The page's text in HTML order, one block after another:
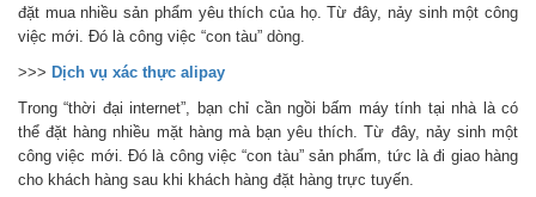
đặt mua nhiều sản phẩm yêu thích của họ. Từ đây, nảy sinh một công
việc mới. Đó là công việc “con tàu” dòng.
>>> Dịch vụ xác thực alipay
Trong “thời đại internet”, bạn chỉ cần ngồi bấm máy tính tại nhà là có
thể đặt hàng nhiều mặt hàng mà bạn yêu thích. Từ đây, nảy sinh một
công việc mới. Đó là công việc “con tàu” sản phẩm, tức là đi giao hàng
cho khách hàng sau khi khách hàng đặt hàng trực tuyến.